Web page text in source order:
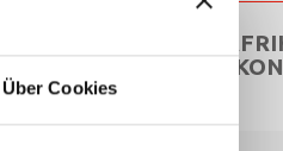
Über CookiesOCDS